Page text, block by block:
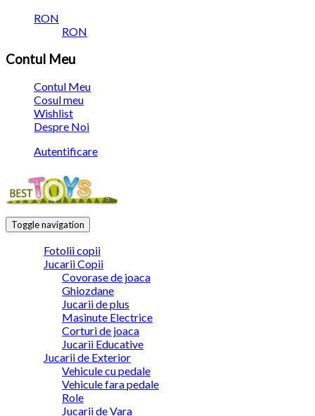
RON
RON
Contul Meu
Contul Meu
Cosul meu
Wishlist
Despre Noi
Autentificare
Toggle navigation
Fotolii copii
Jucarii Copii
Covorase de joaca
Ghiozdane
Jucarii de plus
Masinute Electrice
Corturi de joaca
Jucarii Educative
Jucarii de Exterior
Vehicule cu pedale
Vehicule fara pedale
Role
Jucarii de Vara